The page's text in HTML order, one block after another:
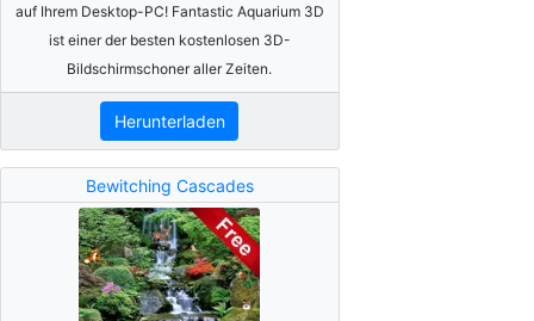
auf Ihrem Desktop-PC! Fantastic Aquarium 3D
ist einer der besten kostenlosen 3D-
Bildschirmschoner aller Zeiten.
Herunterladen
Bewitching Cascades